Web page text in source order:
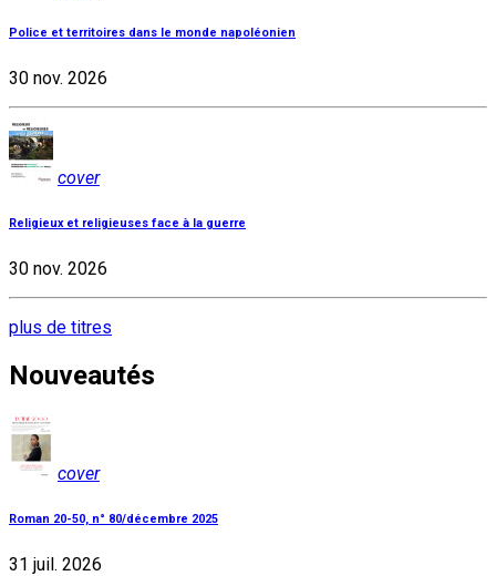
Police et territoires dans le monde napoléonien
30 nov. 2026
cover
Religieux et religieuses face à la guerre
30 nov. 2026
plus de titres
Nouveautés
cover
Roman 20-50, n° 80/décembre 2025
31 juil. 2026